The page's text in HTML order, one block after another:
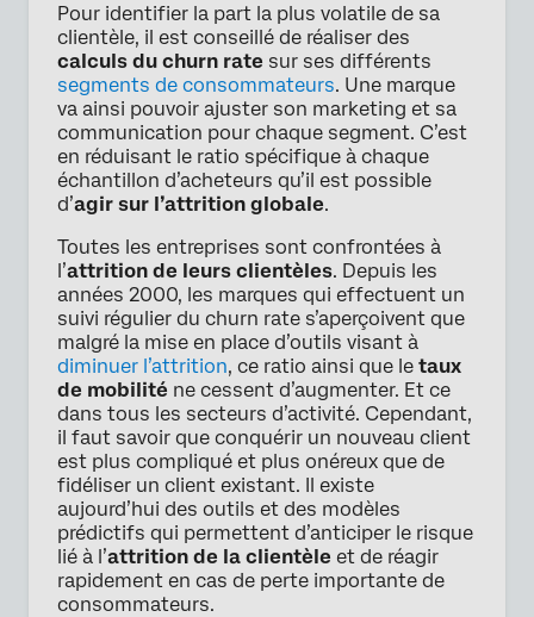
Pour identifier la part la plus volatile de sa
clientèle, il est conseillé de réaliser des
calculs du churn rate sur ses différents
segments de consommateurs. Une marque
va ainsi pouvoir ajuster son marketing et sa
communication pour chaque segment. C’est
en réduisant le ratio spécifique à chaque
échantillon d’acheteurs qu’il est possible
d’agir sur l’attrition globale.
Toutes les entreprises sont confrontées à
l’attrition de leurs clientèles. Depuis les
années 2000, les marques qui effectuent un
suivi régulier du churn rate s’aperçoivent que
malgré la mise en place d’outils visant à
diminuer l’attrition, ce ratio ainsi que le taux
de mobilité ne cessent d’augmenter. Et ce
dans tous les secteurs d’activité. Cependant,
il faut savoir que conquérir un nouveau client
est plus compliqué et plus onéreux que de
fidéliser un client existant. Il existe
aujourd’hui des outils et des modèles
prédictifs qui permettent d’anticiper le risque
lié à l’attrition de la clientèle et de réagir
rapidement en cas de perte importante de
consommateurs.